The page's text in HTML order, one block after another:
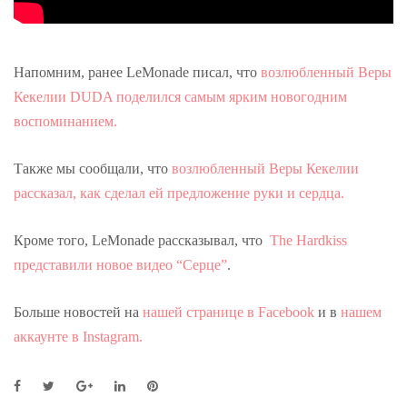
Напомним, ранее LeMonade писал, что возлюбленный Веры
Кекелии DUDA поделился самым ярким новогодним
воспоминанием.
Также мы сообщали, что возлюбленный Веры Кекелии
рассказал, как сделал ей предложение руки и сердца.
Кроме того, LeMonade рассказывал, что The Hardkiss
представили новое видео “Серце”.
Больше новостей на нашей странице в Facebook и в нашем
аккаунте в Instagram.